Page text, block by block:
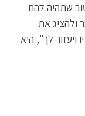
שתהיה להם
ולהציג את
לך", היא